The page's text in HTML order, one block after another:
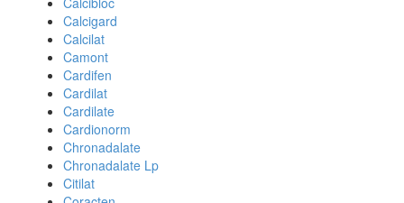
Calcigard
Calcilat
Camont
Cardifen
Cardilat
Cardilate
Cardionorm
Chronadalate
Chronadalate Lp
Citilat